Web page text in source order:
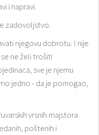
i napravi.
zadovoljstvo.
njegovu dobrotu. I nije
ne želi trošiti
sve je njemu
jedno - da je pomogao,
vrsnih majstora
poštenih i